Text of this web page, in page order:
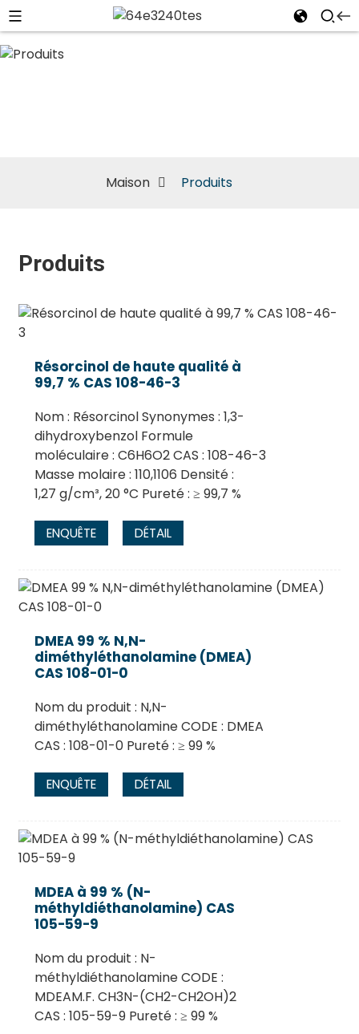
Maison Produits
Produits
Résorcinol de haute qualité à
99,7 % CAS 108-46-3
Nom : Résorcinol Synonymes : 1,3-
dihydroxybenzol Formule
moléculaire : C6H6O2 CAS : 108-46-3
Masse molaire : 110,1106 Densité :
1,27 g/cm³, 20 °C Pureté : ≥ 99,7 %
ENQUÊTE DÉTAIL
DMEA 99 % N,N-
diméthyléthanolamine (DMEA)
CAS 108-01-0
Nom du produit : N,N-
diméthyléthanolamine CODE : DMEA
CAS : 108-01-0 Pureté : ≥ 99 %
ENQUÊTE DÉTAIL
MDEA à 99 % (N-
méthyldiéthanolamine) CAS
105-59-9
Nom du produit : N-
méthyldiéthanolamine CODE :
MDEAM.F. CH3N-(CH2-CH2OH)2
CAS : 105-59-9 Pureté : ≥ 99 %